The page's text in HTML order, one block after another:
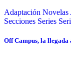
Adaptación Novelas
Secciones Series
Off Campus, la